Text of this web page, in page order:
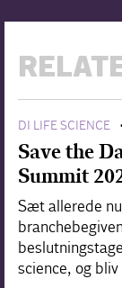
DI LIFE SCIENCE
Save the
Summit
Sæt allerede
science, og